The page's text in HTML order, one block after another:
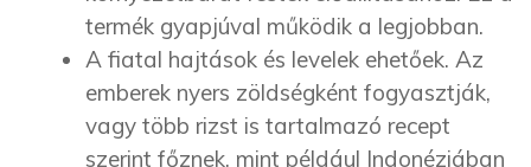
termék gyapjúval működik a legjobban.
A fiatal hajtások és levelek ehetőek. Az
emberek nyers zöldségként fogyasztják,
vagy több rizst is tartalmazó recept
szerint főznek, mint például Indonéziában